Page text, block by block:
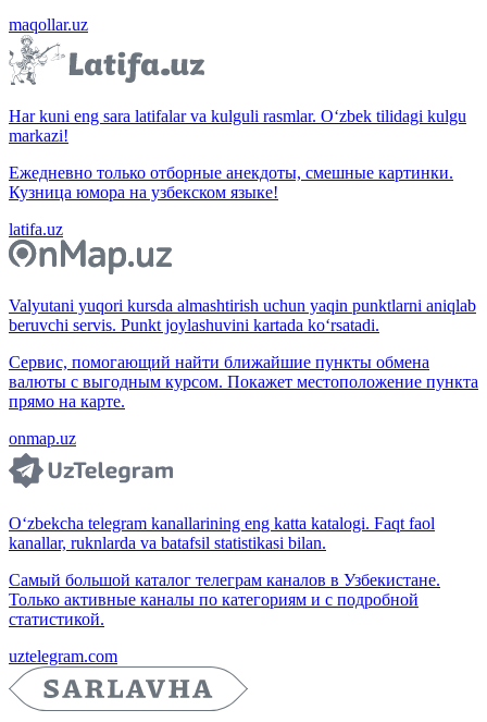
maqollar.uz
Har kuni eng sara latifalar va kulguli rasmlar. O‘zbek tilidagi kulgu
markazi!
Ежедневно только отборные анекдоты, смешные картинки.
Кузница юмора на узбекском языке!
latifa.uz
Valyutani yuqori kursda almashtirish uchun yaqin punktlarni aniqlab
beruvchi servis. Punkt joylashuvini kartada ko‘rsatadi.
Сервис, помогающий найти ближайшие пункты обмена
валюты с выгодным курсом. Покажет местоположение пункта
прямо на карте.
onmap.uz
O‘zbekcha telegram kanallarining eng katta katalogi. Faqt faol
kanallar, ruknlarda va batafsil statistikasi bilan.
Самый большой каталог телеграм каналов в Узбекистане.
Только активные каналы по категориям и с подробной
статистикой.
uztelegram.com